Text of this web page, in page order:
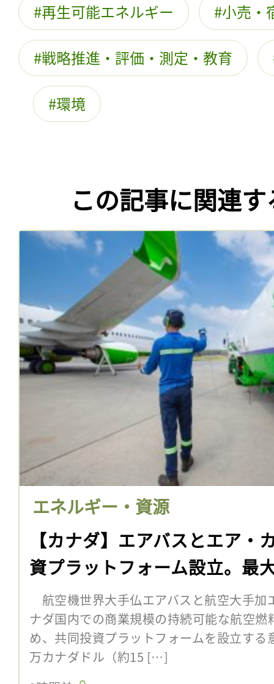
再生可能エネルギー 小売・
戦略推進・評価・測定・教育
環境
この記事に関連
エネルギー・資源
【カナダ】エアバスとエア・
資プラットフォーム設立。最
航空機世界大手仏エアバスと航空大手加
ナダ国内での商業規模の持続可能な航空燃
め、共同投資プラットフォームを設立す
万カナダドル（約15 […]